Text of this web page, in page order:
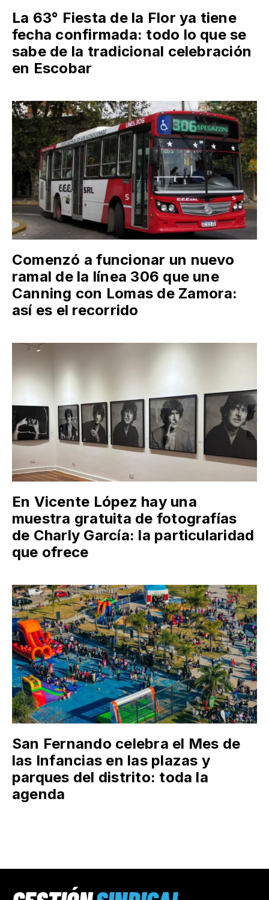
La 63° Fiesta de la Flor ya tiene
fecha confirmada: todo lo que se
sabe de la tradicional celebración
en Escobar
Comenzó a funcionar un nuevo
ramal de la línea 306 que une
Canning con Lomas de Zamora:
así es el recorrido
En Vicente López hay una
muestra gratuita de fotografías
de Charly García: la particularidad
que ofrece
San Fernando celebra el Mes de
las Infancias en las plazas y
parques del distrito: toda la
agenda